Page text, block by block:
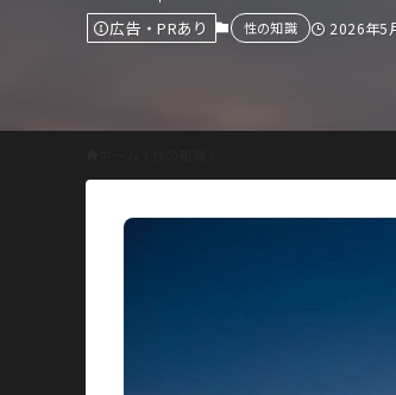
広告・PRあり 性の知識 2026年5